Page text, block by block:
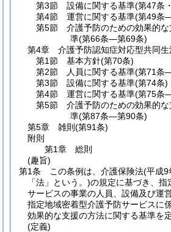
第3節
設備に関する基準(第47条
第4節
運営に関する基準(第49条
第5節
介護予防のための効果的
準(第66条―第69条)
第4章
介護予防認知症対応型共同
第1節
基本方針(第70条)
第2節
人員に関する基準(第71条
第3節
設備に関する基準(第74条)
第4節
運営に関する基準(第75条
第5節
介護予防のための効果的
準(第87条―第90条)
第5章
雑則 (第91条)
附則
第1章
総則
(趣旨)
第1条
この条例は、介護保険法(平成9
「法」という。)の規定に基づき、指
サービスの事業の人員、設備及び運
指定地域密着型介護予防サービスに
効果的な支援の方法に関する基準を
(定義)